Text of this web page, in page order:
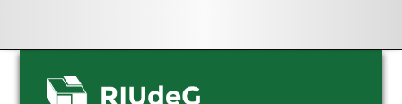
Skip
navigation